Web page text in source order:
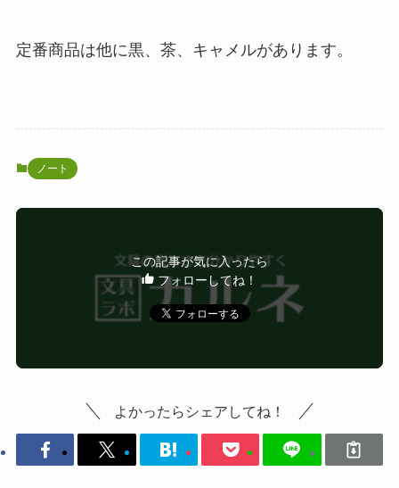
定番商品は他に黒、茶、キャメルがあります。
ノート
この記事が気に入ったら
フォローしてね！
よかったらシェアしてね！